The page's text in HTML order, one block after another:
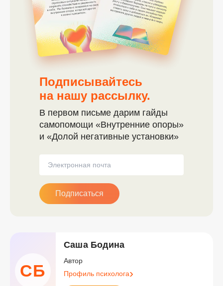
Подписывайтесь
на нашу рассылку.
В первом письме дарим гайды
самопомощи «Внутренние опоры»
и «Долой негативные установки»
Подписаться
СБ
Саша Бодина
Автор
Профиль психолога